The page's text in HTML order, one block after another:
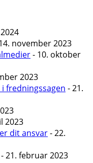
november 2023
- 10. oktober
2023
fredningssagen - 21.
2023
dit ansvar- 22.
- 21. februar 2023